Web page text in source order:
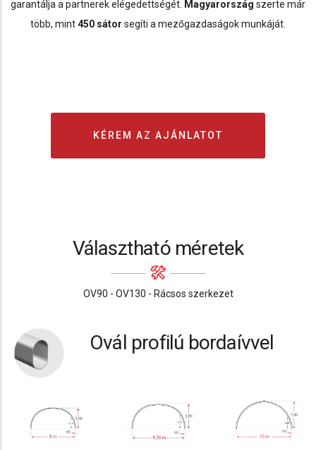
garantálja a partnerek elégedettségét. Magyarország szerte már
több, mint450 sátor segíti a mezőgazdaságok munkáját.
KÉREM AZ AJÁNLATOT
Választható méretek
OV90 - OV130 - Rácsos szerkezet
Ovál profilú bordaívvel